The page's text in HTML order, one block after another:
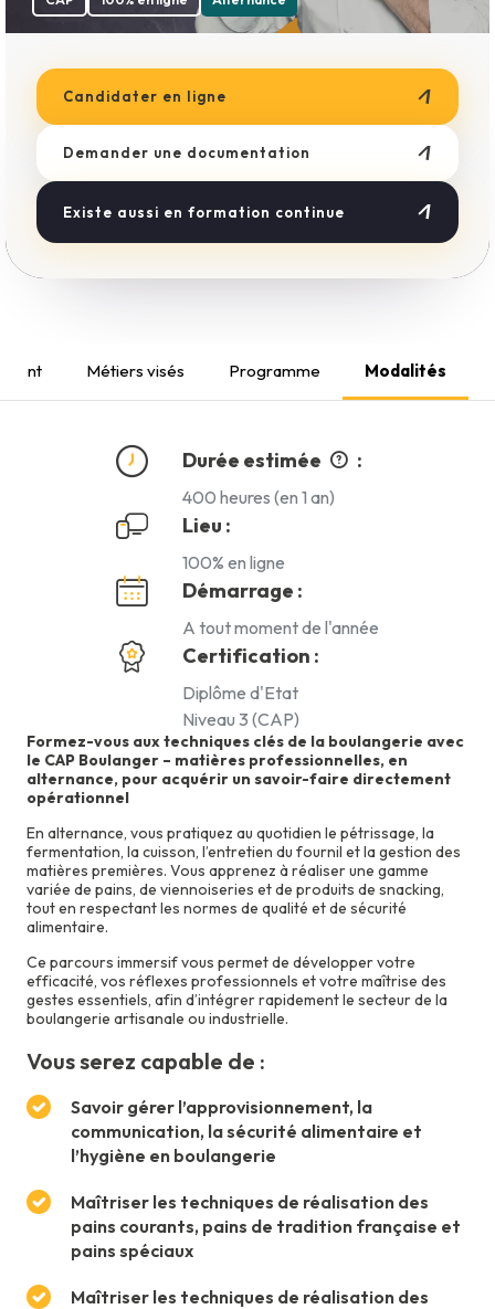
Boulangerie
Esthétique
Coiffure
Métiers du Bâtiment
Candidater en ligne
Demander une documentation
Existe aussi en formation continue
Métiers visés Programme Modalités
Formez-vous aux techniques clés de la boulangerie avec
le CAP Boulanger – matières professionnelles, en
alternance, pour acquérir un savoir-faire directement
opérationnel
En alternance, vous pratiquez au quotidien le pétrissage, la
fermentation, la cuisson, l’entretien du fournil et la gestion des
matières premières. Vous apprenez à réaliser une gamme
variée de pains, de viennoiseries et de produits de snacking,
tout en respectant les normes de qualité et de sécurité
alimentaire.
Ce parcours immersif vous permet de développer votre
efficacité, vos réflexes professionnels et votre maîtrise des
gestes essentiels, afin d’intégrer rapidement le secteur de la
boulangerie artisanale ou industrielle.
Vous serez capable de :
Savoir gérer l’approvisionnement, la
communication, la sécurité alimentaire et
l’hygiène en boulangerie
Maîtriser les techniques de réalisation des
pains courants, pains de tradition française et
pains spéciaux
Maîtriser les techniques de réalisation des
Durée estimée :
400 heures (en 1 an)
Lieu :
100% en ligne
Démarrage :
A tout moment de l'année
Certification :
Diplôme d'Etat
Niveau 3 (CAP)